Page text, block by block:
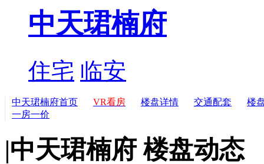
中天珺楠府
住宅 临安
中天珺楠府首页 VR看房 楼盘详情 交通配套
楼
一房一价
|中天珺楠府 楼盘动态